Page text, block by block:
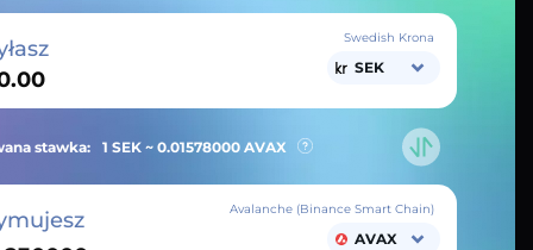
Swedish Krona
SEK
stawka: 1 SEK ~ 0.01578000 AVAX
Avalanche (Binance Smart Chain)
AVAX